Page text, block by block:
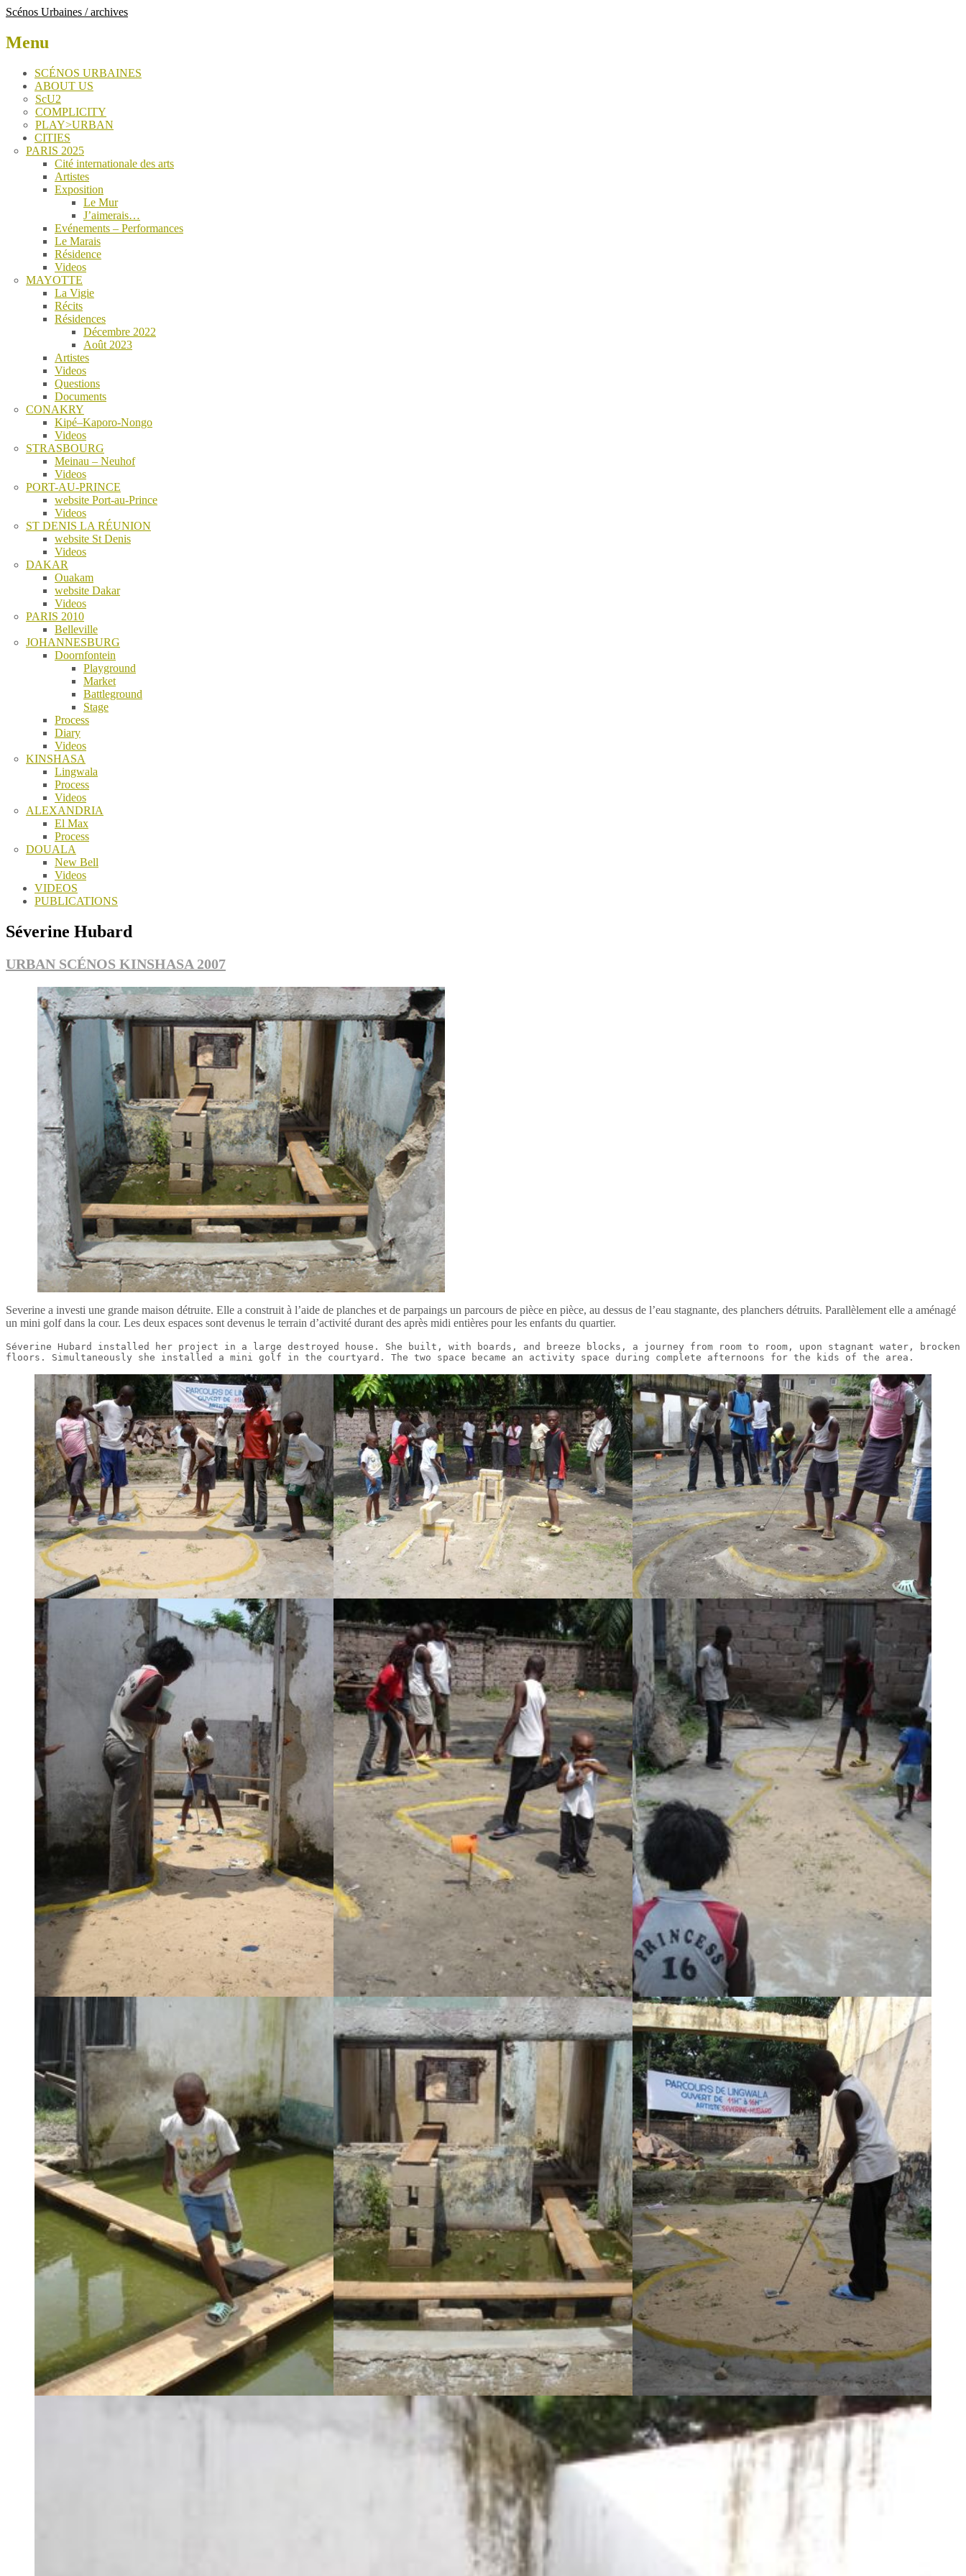
Scénos Urbaines / archives
Menu
Skip
content
SCÉNOS URBAINES
ABOUT US
ScU2
COMPLICITY
PLAY>URBAN
CITIES
PARIS 2025
Cité internationale des arts
Artistes
Exposition
Le Mur
J’aimerais…
Evénements – Performances
Le Marais
Résidence
Videos
MAYOTTE
La Vigie
Récits
Résidences
Décembre 2022
Août 2023
Artistes
Videos
Questions
Documents
CONAKRY
Kipé–Kaporo-Nongo
Videos
STRASBOURG
Meinau – Neuhof
Videos
PORT-AU-PRINCE
website Port-au-Prince
Videos
ST DENIS LA RÉUNION
website St Denis
Videos
DAKAR
Ouakam
website Dakar
Videos
PARIS 2010
Belleville
JOHANNESBURG
Doornfontein
Playground
Market
Battleground
Stage
Process
Diary
Videos
KINSHASA
Lingwala
Process
Videos
ALEXANDRIA
El Max
Process
DOUALA
New Bell
Videos
VIDEOS
PUBLICATIONS
Séverine Hubard
URBAN SCÉNOS KINSHASA 2007
Severine a investi une grande maison détruite. Elle a construit à l’aide de planches et de parpaings un parcours de pièce en pièce, au dessus de l’eau stagnante, des planchers détruits. Parallèlement elle a aménagé
un mini golf dans la cour. Les deux espaces sont devenus le terrain d’activité durant des après midi entières pour les enfants du quartier.
Séverine Hubard installed her project in a large destroyed house. She built, with boards, and breeze blocks, a journey from room to room, upon stagnant water, brocken
floors. Simultaneously she installed a mini golf in the courtyard. The two space became an activity space during complete afternoons for the kids of the area.